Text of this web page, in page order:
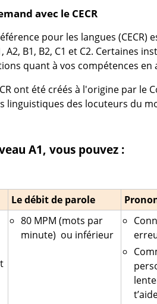
avec le CECR
pour les langues
A2, B1, B2, C1 et C2. Certaines
quant à vos compétences en
ont été créés à l'origine par
des locuteurs du
A1, vous pouvez :
Le débit de parole
80 MPM (mots par
minute) ou inférieur